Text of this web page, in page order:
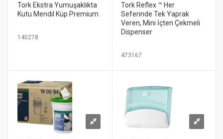
Tork Ekstra Yumuşaklıkta
Kutu Mendil Küp Premium
140278
Tork Reflex ™ Her
Seferinde Tek Yaprak
Veren, Mini İçten Çekmeli
Dispenser
473167